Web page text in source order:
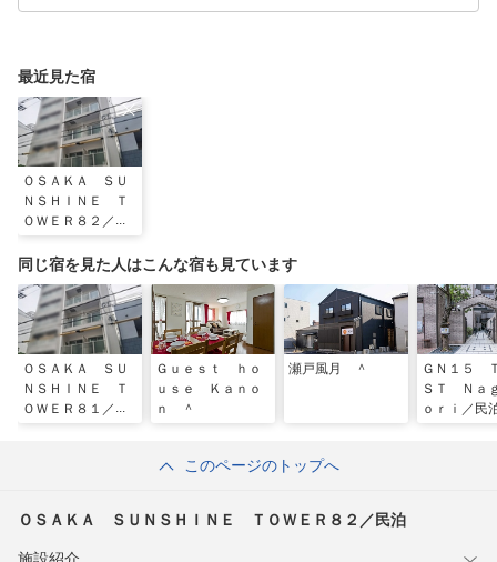
最近見た宿
ＯＳＡＫＡ ＳＵ
ＮＳＨＩＮＥ Ｔ
ＯＷＥＲ８２／民
同じ宿を見た人はこんな宿も見ています
ＯＳＡＫＡ ＳＵ
ＮＳＨＩＮＥ Ｔ
ＯＷＥＲ８１／民
Ｇｕｅｓｔ ｈｏ
ｕｓｅ Ｋａｎｏ
ｎ ＾
瀬戸風月 ＾
ＧＮ１５
ＳＴ Ｎａ
ｏｒｉ／民
このページのトップへ
ＯＳＡＫＡ ＳＵＮＳＨＩＮＥ ＴＯＷＥＲ８２／民泊